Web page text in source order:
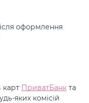
оформлення
карт ПриватБанкта
яких комісій